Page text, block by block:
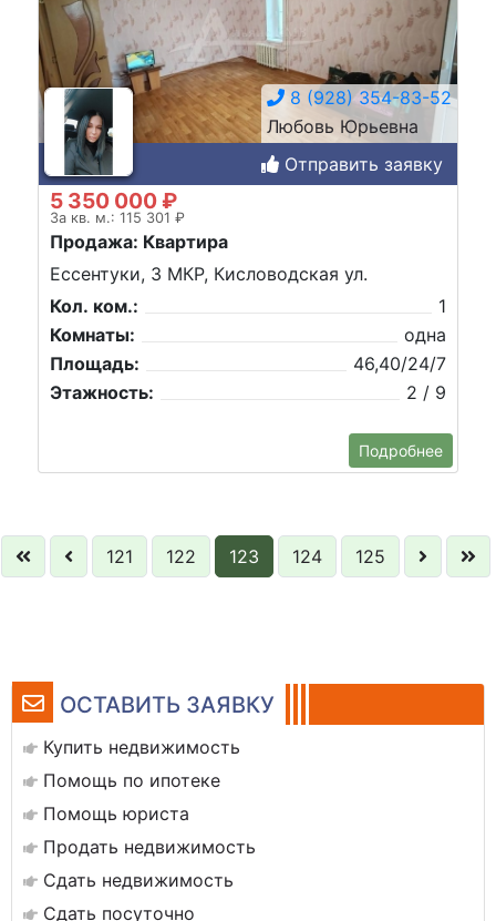
ОСТАВИТЬ ЗАЯВКУ
Купить недвижимость
Помощь по ипотеке
Помощь юриста
Продать недвижимость
Сдать недвижимость
Сдать посуточно
8 (928) 354-83-52
Любовь Юрьевна
Отправить заявку
5 350 000 ₽
За кв. м.: 115 301 ₽
Продажа: Квартира
Ессентуки, 3 МКР, Кисловодская ул.
Кол. ком.:
1
Комнаты:
одна
Площадь:
46,40/24/7
Этажность:
2 / 9
Подробнее
121 122 123 124 125